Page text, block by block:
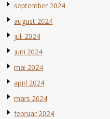
september 2024
august 2024
juli 2024
juni 2024
mai 2024
april 2024
mars 2024
februar 2024